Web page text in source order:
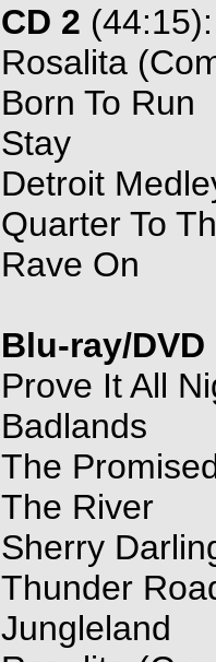
CD 2 (44:15):
Rosalita
Born To Run
Stay
Detroit
Quarter To
Rave On
Blu-ray/DVD
Prove It All
Badlands
The
The River
Sherry
Thunder
Jungleland